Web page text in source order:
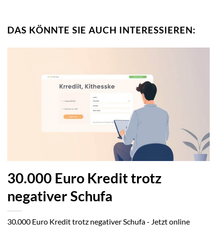
DAS KÖNNTE SIE AUCH INTERESSIEREN:
30.000 Euro Kredit trotz
negativer Schufa
30.000 Euro Kredit trotz negativer Schufa - Jetzt online